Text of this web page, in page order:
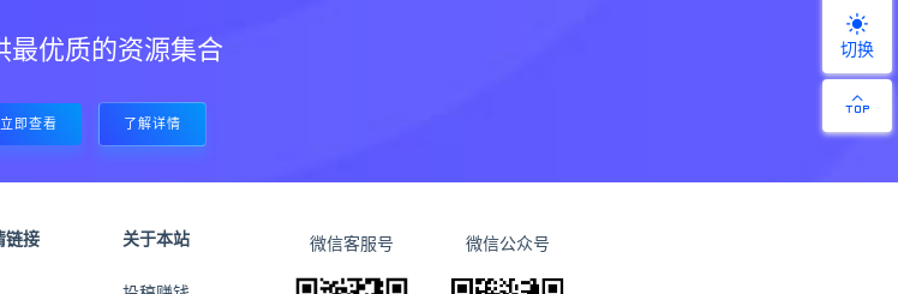
最优质的资源集合
立即查看 了解详情
链接 关于本站 微信客服号 微信公众号
切换